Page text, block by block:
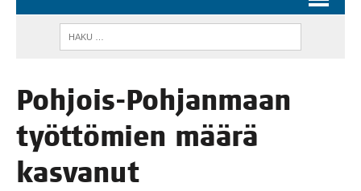
Poh­jois-Poh­jan­maan
työt­tö­mien mää­rä
kasvanut